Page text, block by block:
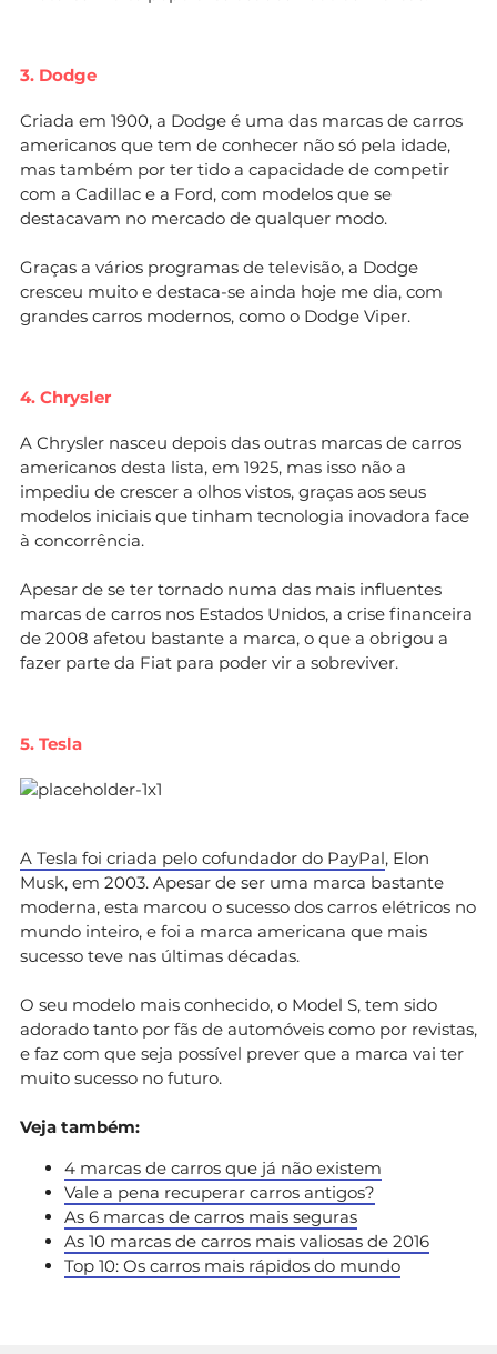
3. Dodge
Criada em 1900, a Dodge é uma das marcas de carros
americanos que tem de conhecer não só pela idade,
mas também por ter tido a capacidade de competir
com a Cadillac e a Ford, com modelos que se
destacavam no mercado de qualquer modo.
Graças a vários programas de televisão, a Dodge
cresceu muito e destaca-se ainda hoje me dia, com
grandes carros modernos, como o Dodge Viper.
4. Chrysler
A Chrysler nasceu depois das outras marcas de carros
americanos desta lista, em 1925, mas isso não a
impediu de crescer a olhos vistos, graças aos seus
modelos iniciais que tinham tecnologia inovadora face
à concorrência.
Apesar de se ter tornado numa das mais influentes
marcas de carros nos Estados Unidos, a crise financeira
de 2008 afetou bastante a marca, o que a obrigou a
fazer parte da Fiat para poder vir a sobreviver.
5. Tesla
A Tesla foi criada pelo cofundador do PayPal, Elon
Musk, em 2003. Apesar de ser uma marca bastante
moderna, esta marcou o sucesso dos carros elétricos no
mundo inteiro, e foi a marca americana que mais
sucesso teve nas últimas décadas.
O seu modelo mais conhecido, o Model S, tem sido
adorado tanto por fãs de automóveis como por revistas,
e faz com que seja possível prever que a marca vai ter
muito sucesso no futuro.
Veja também:
4 marcas de carros que já não existem
Vale a pena recuperar carros antigos?
As 6 marcas de carros mais seguras
As 10 marcas de carros mais valiosas de 2016
Top 10: Os carros mais rápidos do mundo